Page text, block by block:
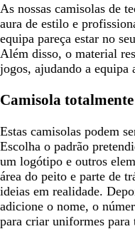
As nossas camisolas de
aura de estilo e
equipa pareça estar no
Além disso, o material
jogos, ajudando a equipa
Camisola
Estas camisolas podem
Escolha o padrão
um logótipo e outros
área do peito e parte de
ideias em realidade.
adicione o nome, o
para criar uniformes para